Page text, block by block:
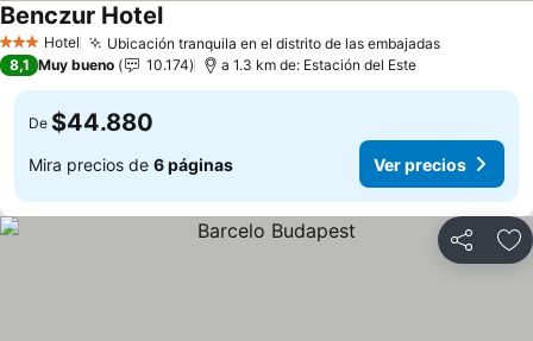
3 Estrellas
Hotel Ubicación tranquila en el distrito de las embajadas
Benczur Hotel
8,1 Muy bueno 10.174 a 1.3 km de: Estación del Este
De $44.880
Mira precios de 6 páginas Ver precios
Compartir